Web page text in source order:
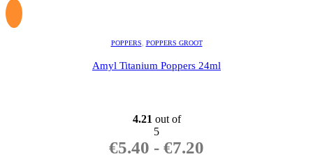
POPPERS, POPPERS GROOT
Amyl Titanium Poppers 24ml
4.21 out of
5
€5.40 - €7.20